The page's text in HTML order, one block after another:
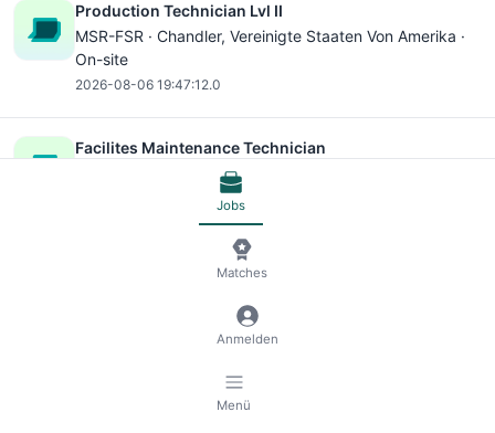
Production Technician Lvl II
MSR-FSR · Chandler, Vereinigte Staaten Von Amerika ·
On-site
2026-08-06 19:47:12.0
Facilites Maintenance Technician
Chandler, Vereinigte Staaten Von Amerika ·
2026-08-06 19:47:11.0
, Vereinigte Staaten Von Amerika ·
Jobs
Matches
Anmelden
Menü